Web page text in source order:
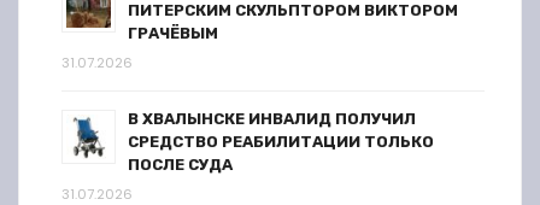
ПИТЕРСКИМ СКУЛЬПТОРОМ ВИКТОРОМ
ГРАЧЁВЫМ
31.07.2026
В ХВАЛЫНСКЕ ИНВАЛИД ПОЛУЧИЛ
СРЕДСТВО РЕАБИЛИТАЦИИ ТОЛЬКО
ПОСЛЕ СУДА
31.07.2026